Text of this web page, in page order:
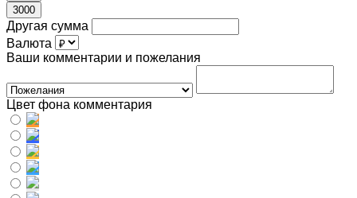
3000
Другая сумма
Валюта
Ваши комментарии и пожелания
Цвет фона комментария